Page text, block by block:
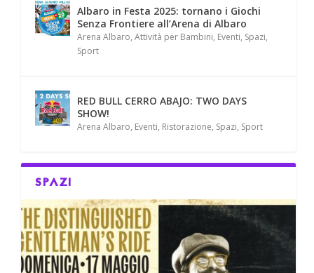
Albaro in Festa 2025: tornano i Giochi
Senza Frontiere all’Arena di Albaro
Arena Albaro,Attività per Bambini, Eventi, Spazi,
Sport
RED BULL CERRO ABAJO: TWO DAYS
SHOW!
Arena Albaro, Eventi, Ristorazione, Spazi, Sport
SPAZI